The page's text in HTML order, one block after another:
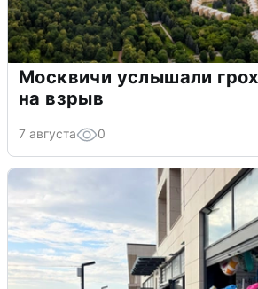
Москвичи услышали
на взрыв
7 августа 0